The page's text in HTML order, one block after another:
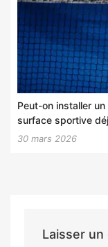
Peut-on installer
surface sportive
30 mars 2026
Laisser